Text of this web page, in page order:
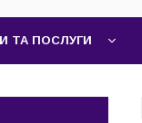
ТА ПОСЛУГИ